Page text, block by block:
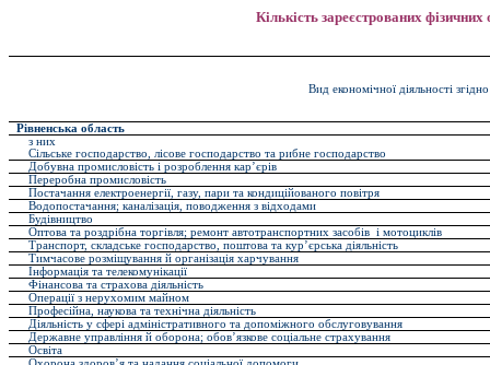
Кількість зареєстрованих
Вид економічної діяльності
Рівненська область
з них
Сільське господарство, лісове господарство та рибне господарство
Добувна промисловість і розроблення кар’єрів
Переробна промисловість
Постачання електроенергії, газу, пари та кондиційованого повітря
Водопостачання; каналізація, поводження з відходами
Будівництво
Оптова та роздрібна торгівля; ремонт автотранспортних засобів і мотоциклів
Транспорт, складське господарство, поштова та кур’єрська діяльність
Тимчасове розміщування й організація харчування
Інформація та телекомунікації
Фінансова та страхова діяльність
Операції з нерухомим майном
Професійна, наукова та технічна діяльність
Діяльність у сфері адміністративного та допоміжного обслуговування
Державне управління й оборона; обов’язкове соціальне страхування
Освіта